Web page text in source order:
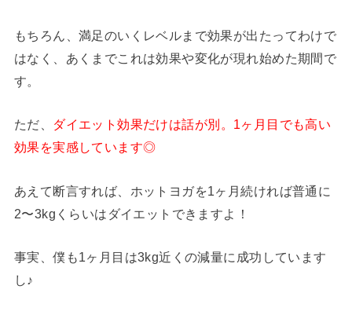
もちろん、満足のいくレベルまで効果が出たってわけで
はなく、あくまでこれは効果や変化が現れ始めた期間で
す。
ただ、
ダイエット効果だけは話が別。1ヶ月目でも高い
効果を実感しています◎
あえて断言すれば、ホットヨガを1ヶ月続ければ普通に
2〜3kgくらいはダイエットできますよ！
事実、僕も1ヶ月目は3kg近くの減量に成功しています
し♪